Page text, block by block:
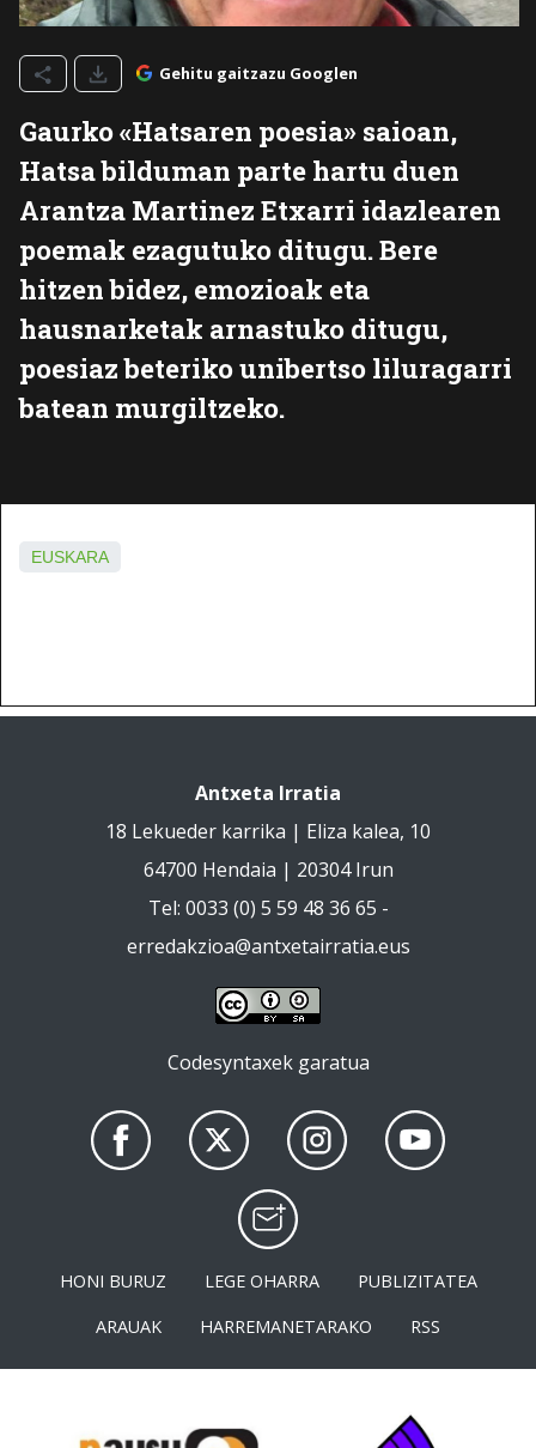
Gehitu gaitzazu Googlen
Gaurko «Hatsaren poesia» saioan,
Hatsa bilduman parte hartu duen
Arantza Martinez Etxarri idazlearen
poemak ezagutuko ditugu. Bere
hitzen bidez, emozioak eta
hausnarketak arnastuko ditugu,
poesiaz beteriko unibertso liluragarri
batean murgiltzeko.
EUSKARA
Antxeta Irratia
18 Lekueder karrika | Eliza kalea, 10
64700 Hendaia | 20304 Irun
Tel: 0033 (0) 5 59 48 36 65 -
erredakzioa@antxetairratia.eus
Codesyntaxek garatua
HONI BURUZ LEGE OHARRA
PUBLIZITATEA
ARAUAK
HARREMANETARAKO RSS